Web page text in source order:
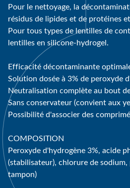
Pour le nettoyage, la
résidus de lipides et de protéines
Pour tous types de lentilles de
lentilles en silicone-hydrogel.
Efficacité décontaminante
Solution dosée à 3% de peroxyde
Neutralisation complète au bout
Sans conservateur (convient aux
Possibilité d'associer des
COMPOSITION
Peroxyde d'hydrogène 3%, acide
(stabilisateur), chlorure de
tampon)